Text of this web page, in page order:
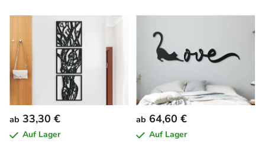
ab 33,30 €
Auf Lager
ab 64,60 €
Auf Lager